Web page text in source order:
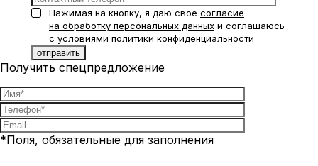
Нажимая на кнопку, я даю свое согласие
на обработку персональных данных и соглашаюсь
с условиями политики конфиденциальности
Получить спецпредложение
*Поля, обязательные для заполнения